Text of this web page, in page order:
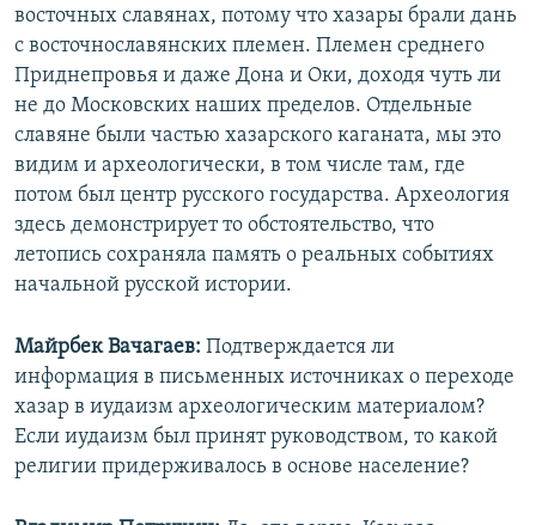
восточных славянах, потому что хазары брали дань
с восточнославянских племен. Племен среднего
Приднепровья и даже Дона и Оки, доходя чуть ли
не до Московских наших пределов. Отдельные
славяне были частью хазарского каганата, мы это
видим и археологически, в том числе там, где
потом был центр русского государства. Археология
здесь демонстрирует то обстоятельство, что
летопись сохраняла память о реальных событиях
начальной русской истории.
Майрбек Вачагаев: Подтверждается ли
информация в письменных источниках о переходе
хазар в иудаизм археологическим материалом?
Если иудаизм был принят руководством, то какой
религии придерживалось в основе население?